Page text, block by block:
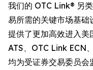
我们的 OTC Link® 另
易所需的关键市场基础
提供了更加高效进入
ATS、OTC Link ECN
均为受证券交易委员会